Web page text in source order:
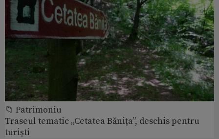
📁 Patrimoniu
Traseul tematic „Cetatea Bănița”, deschis pentru
turiști